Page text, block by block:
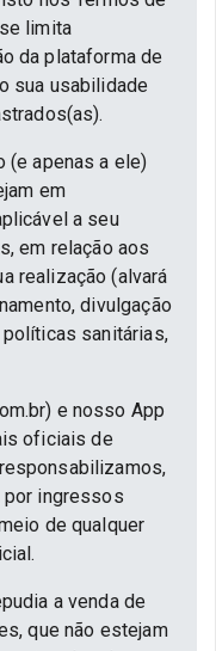
limita
da plataforma de
sua usabilidade
(e apenas a ele)
em
a seu
em relação aos
realização (alvará
divulgação
sanitárias,
e nosso App
oficiais de
por ingressos
de qualquer
a venda de
que não estejam